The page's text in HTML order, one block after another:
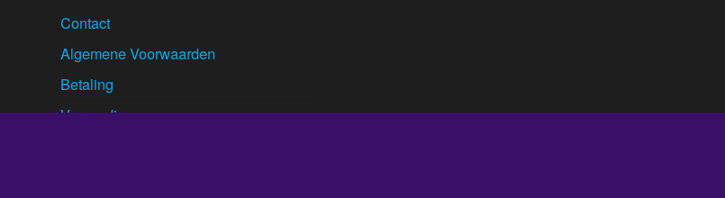
Contact
Algemene Voorwaarden
Betaling
Verzending